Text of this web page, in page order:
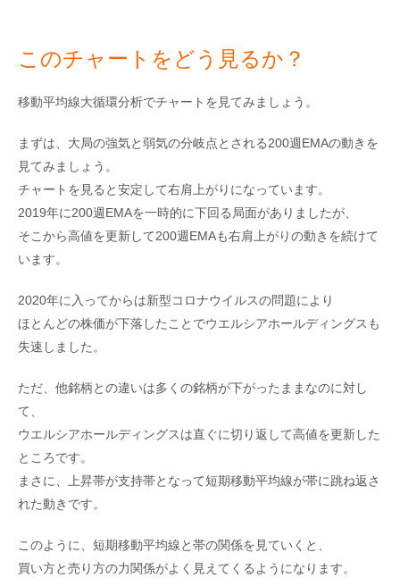
このチャートをどう見るか？
移動平均線大循環分析でチャートを見てみましょう。
まずは、大局の強気と弱気の分岐点とされる200週EMAの動きを
見てみましょう。
チャートを見ると安定して右肩上がりになっています。
2019年に200週EMAを一時的に下回る局面がありましたが、
そこから高値を更新して200週EMAも右肩上がりの動きを続けて
います。
2020年に入ってからは新型コロナウイルスの問題により
ほとんどの株価が下落したことでウエルシアホールディングスも
失速しました。
ただ、他銘柄との違いは多くの銘柄が下がったままなのに対し
て、
ウエルシアホールディングスは直ぐに切り返して高値を更新した
ところです。
まさに、上昇帯が支持帯となって短期移動平均線が帯に跳ね返さ
れた動きです。
このように、短期移動平均線と帯の関係を見ていくと、
買い方と売り方の力関係がよく見えてくるようになります。